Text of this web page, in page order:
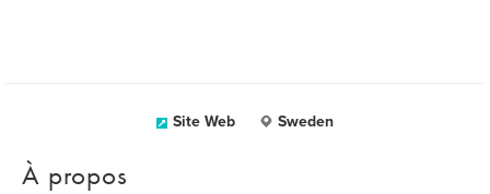
Site Web Sweden
À propos